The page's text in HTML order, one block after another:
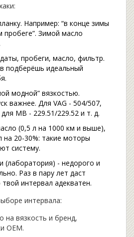
Например: “в конце зимы
Зимой масло
пробеги, масло, фильтр.
подберёшь идеальный
модной” вязкостью.
важнее. Для VAG - 504/507,
MB - 229.51/229.52 и т. д.
(0,5 л на 1000 км и выше),
на 20-30%: такие моторы
систему.
(лаборатория) - недорого и
Раз в пару лет даст
интервал адекватен.
интервала:
на вязкость и бренд,
OEM.